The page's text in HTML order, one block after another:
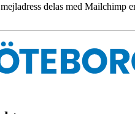
delas med Mailchimp